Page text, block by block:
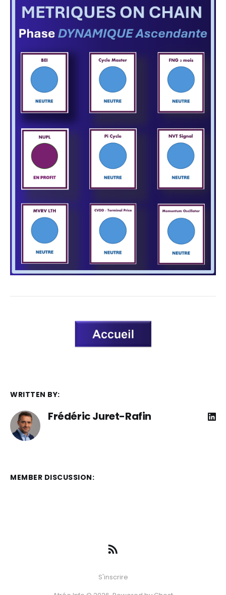
WRITTEN BY:
Frédéric Juret-Rafin
MEMBER DISCUSSION:
S'inscrire